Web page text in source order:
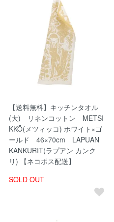
【送料無料】キッチンタオル
(大) リネンコットン METSI
KKÖ(メツィッコ) ホワイト×ゴ
ールド 46×70cm LAPUAN
KANKURIT(ラプアン カンク
リ) 【ネコポス配送】
SOLD OUT